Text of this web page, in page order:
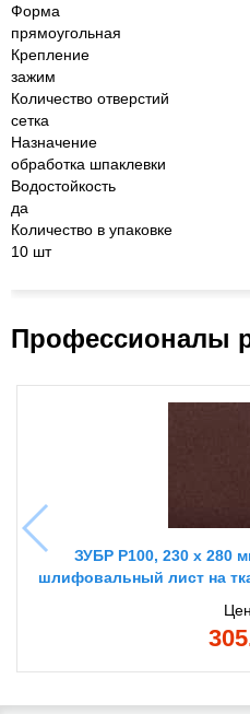
Форма
прямоугольная
Крепление
зажим
Количество отверстий
сетка
Назначение
обработка шпаклевки
Водостойкость
да
Количество в упаковке
10 шт
Профессионалы
ЗУБР Р100, 230 х 280
шлифовальный лист на